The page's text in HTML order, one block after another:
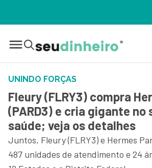
UNINDO FORÇAS
Fleury (FLRY3) compra
(PARD3) e cria gigante no
saúde; veja os detalhes
Juntos, Fleury (FLRY3) e Hermes
487 unidades de atendimento e 24